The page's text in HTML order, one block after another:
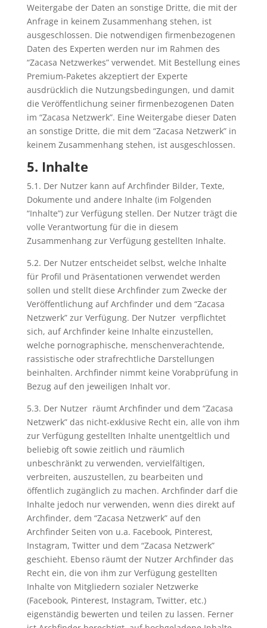
Weitergabe der Daten an sonstige Dritte, die mit der
Anfrage in keinem Zusammenhang stehen, ist
ausgeschlossen. Die notwendigen firmenbezogenen
Daten des Experten werden nur im Rahmen des
“Zacasa Netzwerkes” verwendet. Mit Bestellung eines
Premium-Paketes akzeptiert der Experte
ausdrücklich die Nutzungsbedingungen, und damit
die Veröffentlichung seiner firmenbezogenen Daten
im “Zacasa Netzwerk”. Eine Weitergabe dieser Daten
an sonstige Dritte, die mit dem “Zacasa Netzwerk” in
keinem Zusammenhang stehen, ist ausgeschlossen.
5. Inhalte
5.1. Der Nutzer kann auf Archfinder Bilder, Texte,
Dokumente und andere Inhalte (im Folgenden
“Inhalte”) zur Verfügung stellen. Der Nutzer trägt die
volle Verantwortung für die in diesem
Zusammenhang zur Verfügung gestellten Inhalte.
5.2. Der Nutzer entscheidet selbst, welche Inhalte
für Profil und Präsentationen verwendet werden
sollen und stellt diese Archfinder zum Zwecke der
Veröffentlichung auf Archfinder und dem “Zacasa
Netzwerk” zur Verfügung. Der Nutzer verpflichtet
sich, auf Archfinder keine Inhalte einzustellen,
welche pornographische, menschenverachtende,
rassistische oder strafrechtliche Darstellungen
beinhalten. Archfinder nimmt keine Vorabprüfung in
Bezug auf den jeweiligen Inhalt vor.
5.3. Der Nutzer räumt Archfinder und dem “Zacasa
Netzwerk” das nicht-exklusive Recht ein, alle von ihm
zur Verfügung gestellten Inhalte unentgeltlich und
beliebig oft sowie zeitlich und räumlich
unbeschränkt zu verwenden, vervielfältigen,
verbreiten, auszustellen, zu bearbeiten und
öffentlich zugänglich zu machen. Archfinder darf die
Inhalte jedoch nur verwenden, wenn dies direkt auf
Archfinder, dem “Zacasa Netzwerk” auf den
Archfinder Seiten von u.a. Facebook, Pinterest,
Instagram, Twitter und dem “Zacasa Netzwerk”
geschieht. Ebenso räumt der Nutzer Archfinder das
Recht ein, die von ihm zur Verfügung gestellten
Inhalte von Mitgliedern sozialer Netzwerke
(Facebook, Pinterest, Instagram, Twitter, etc.)
eigenständig bewerten und teilen zu lassen. Ferner